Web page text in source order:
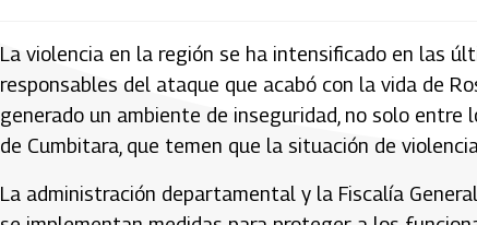
La violencia en la región se ha intensificado en las
responsables del ataque que acabó con la vida de
generado un ambiente de inseguridad, no solo
de Cumbitara, que temen que la situación de
La administración departamental y la Fiscalía